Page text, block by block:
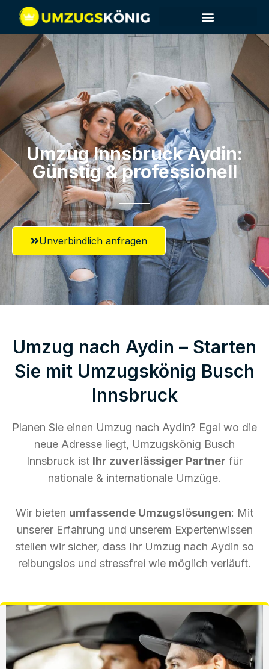
Umzug Innsbruck​ Aydin:
Günstig & professionell​
Unverbindlich anfragen
Umzug nach Aydin – Starten
Sie mit Umzugskönig Busch
Innsbruck
Planen Sie einen Umzug nach Aydin? Egal wo die
neue Adresse liegt, Umzugskönig Busch
Innsbruck ist Ihr zuverlässiger Partner für
nationale & internationale Umzüge.
Wir bieten umfassende Umzugslösungen: Mit
unserer Erfahrung und unserem Expertenwissen
stellen wir sicher, dass Ihr Umzug nach Aydin so
reibungslos und stressfrei wie möglich verläuft.